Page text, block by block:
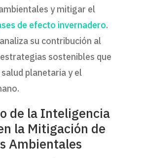
y mitigar el
de efecto invernadero.
su contribución al
sostenibles que
planetaria y el
de la Inteligencia
la Mitigación de
Ambientales